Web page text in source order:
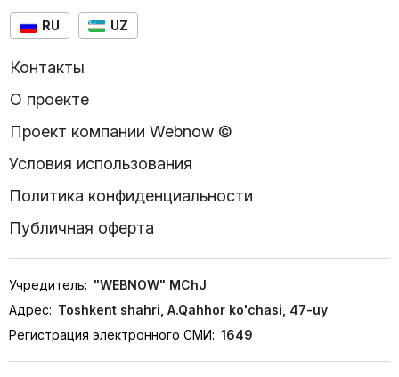
RU UZ
Контакты
О проекте
Проект компании Webnow ©
Условия использования
Политика конфиденциальности
Публичная оферта
Учредитель: "WEBNOW" MChJ
Адрес: Toshkent shahri, A.Qahhor ko'chasi, 47-uy
Регистрация электронного СМИ: 1649